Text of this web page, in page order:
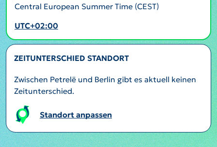
Central European Summer Time (CEST)
UTC+02:00
ZEITUNTERSCHIED STANDORT
Zwischen Petrelë und Berlin gibt es aktuell keinen
Zeitunterschied.
Standort anpassen